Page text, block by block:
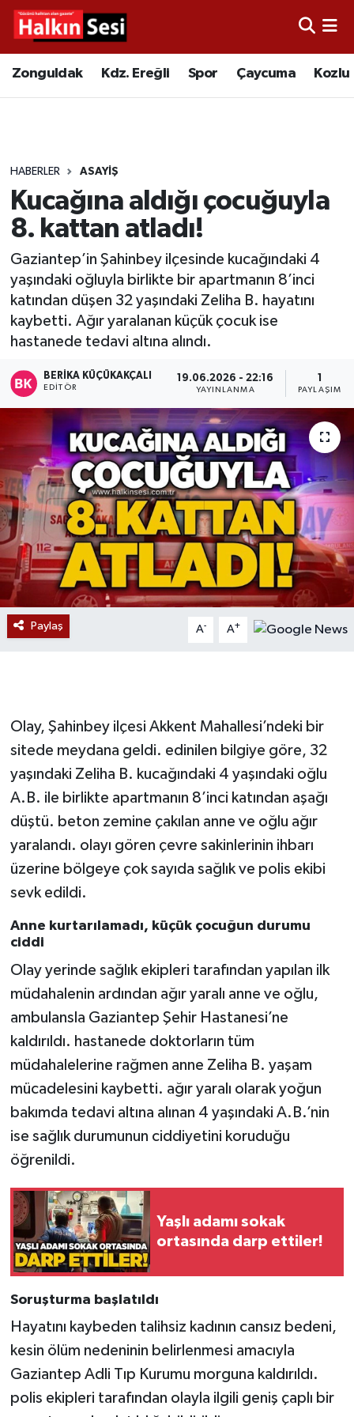
Zonguldak Kdz. Ereğli Spor Çaycuma Kozlu
HABERLER ASAYIŞ
Kucağına aldığı çocuğuyla
8. kattan atladı!
Gaziantep’in Şahinbey ilçesinde kucağındaki 4
yaşındaki oğluyla birlikte bir apartmanın 8’inci
katından düşen 32 yaşındaki Zeliha B. hayatını
kaybetti. Ağır yaralanan küçük çocuk ise
hastanede tedavi altına alındı.
BERIKA KÜÇÜKAKÇALI
EDITÖR
19.06.2026 - 22:16
YAYINLANMA
1
PAYLAŞIM
Paylaş A- A+
Olay, Şahinbey ilçesi Akkent Mahallesi’ndeki bir
sitede meydana geldi. edinilen bilgiye göre, 32
yaşındaki Zeliha B. kucağındaki 4 yaşındaki oğlu
A.B. ile birlikte apartmanın 8’inci katından aşağı
düştü. beton zemine çakılan anne ve oğlu ağır
yaralandı. olayı gören çevre sakinlerinin ihbarı
üzerine bölgeye çok sayıda sağlık ve polis ekibi
sevk edildi.
Anne kurtarılamadı, küçük çocuğun durumu
ciddi
Olay yerinde sağlık ekipleri tarafından yapılan ilk
müdahalenin ardından ağır yaralı anne ve oğlu,
ambulansla Gaziantep Şehir Hastanesi’ne
kaldırıldı. hastanede doktorların tüm
müdahalelerine rağmen anne Zeliha B. yaşam
mücadelesini kaybetti. ağır yaralı olarak yoğun
bakımda tedavi altına alınan 4 yaşındaki A.B.’nin
ise sağlık durumunun ciddiyetini koruduğu
öğrenildi.
Yaşlı adamı sokak
ortasında darp ettiler!
Soruşturma başlatıldı
Hayatını kaybeden talihsiz kadının cansız bedeni,
kesin ölüm nedeninin belirlenmesi amacıyla
Gaziantep Adli Tıp Kurumu morguna kaldırıldı.
polis ekipleri tarafından olayla ilgili geniş çaplı bir
Video
Çaycuma
Alaplı
Asayiş
Bartın
Karabük
Devrek
Bolu
ÇEVRE
BİLİM VE TEKNOLOJİ
DUNYA
Düzce
Eğitim
Gökçebey
İş ilanı
Kilimli
MAGAZİN
Politika
Röportaj
Sağlık
SİYASET
Spor
Ulusal
Yaşam
Merkez Hava Durumu
Süper Lig Puan Durumu ve Fikstür
Tüm Manşetler
Son Dakika Haberleri
Haber Arşivi